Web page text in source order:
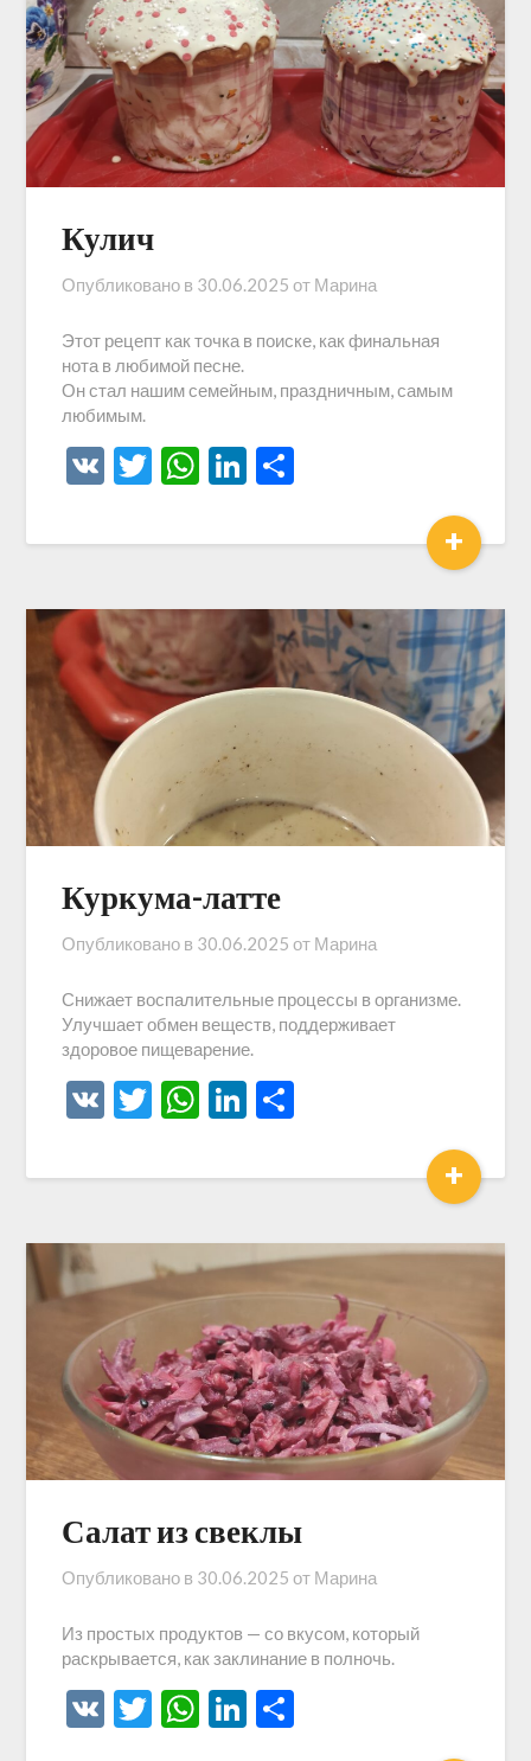
Кулич
Опубликовано в 30.06.2025 от Марина
Этот рецепт как точка в поиске, как финальная
нота в любимой песне.
Он стал нашим семейным, праздничным, самым
любимым.
VK Twitter
WhatsApp
LinkedIn
+
Куркума-латте
Опубликовано в 30.06.2025 от Марина
Снижает воспалительные процессы в организме.
Улучшает обмен веществ, поддерживает
здоровое пищеварение.
VK Twitter
WhatsApp
LinkedIn
+
Салат из свеклы
Опубликовано в 30.06.2025 от Марина
Из простых продуктов — со вкусом, который
раскрывается, как заклинание в полночь.
VK Twitter
WhatsApp
LinkedIn